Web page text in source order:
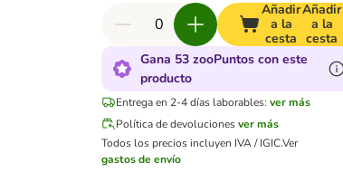
Añadir
a la
cesta
Añadir
a la
cesta
Gana 53 zooPuntos con este
producto
Entrega en 2-4 días laborables: ver más
Política de devolucionesver más
Todos los precios incluyen IVA / IGIC.Ver
gastos de envío